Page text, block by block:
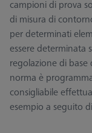
campioni di prova
di misura di
per determinati
essere determinata
regolazione di
norma è
consigliabile
esempio a seguito